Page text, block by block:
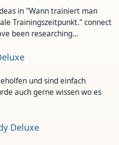
in "Wann trainiert man
Trainingszeitpunkt." connect
been researching…
und sind einfach
auch gerne wissen wo es
Deluxe